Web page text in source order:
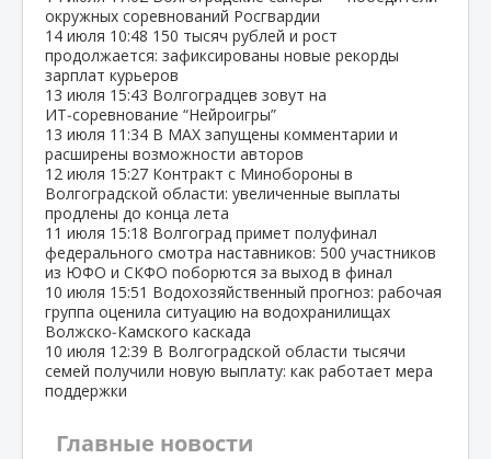
окружных соревнований Росгвардии
14 июля 10:48 150 тысяч рублей и рост
продолжается: зафиксированы новые рекорды
зарплат курьеров
13 июля 15:43 Волгоградцев зовут на
ИТ‑соревнование “Нейроигры”
13 июля 11:34 В МАХ запущены комментарии и
расширены возможности авторов
12 июля 15:27 Контракт с Минобороны в
Волгоградской области: увеличенные выплаты
продлены до конца лета
11 июля 15:18 Волгоград примет полуфинал
федерального смотра наставников: 500 участников
из ЮФО и СКФО поборются за выход в финал
10 июля 15:51 Водохозяйственный прогноз: рабочая
группа оценила ситуацию на водохранилищах
Волжско‑Камского каскада
10 июля 12:39 В Волгоградской области тысячи
семей получили новую выплату: как работает мера
поддержки
Главные новости